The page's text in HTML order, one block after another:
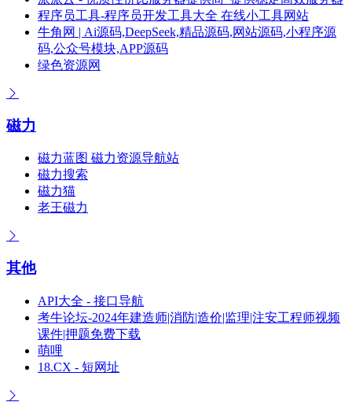
程序员工具-程序员开发工具大全 在线小工具网站
牛角网 | Ai源码,DeepSeek,精品源码,网站源码,小程序源
码,公众号模块,APP源码
绿色资源网
磁力
磁力蓝图 磁力资源导航站
磁力搜索
磁力猫
老王磁力
其他
API大全 - 接口导航
考牛论坛-2024年建造师|消防|造价|监理|注安工程师视频
课件|押题免费下载
萌哩
18.CX - 短网址